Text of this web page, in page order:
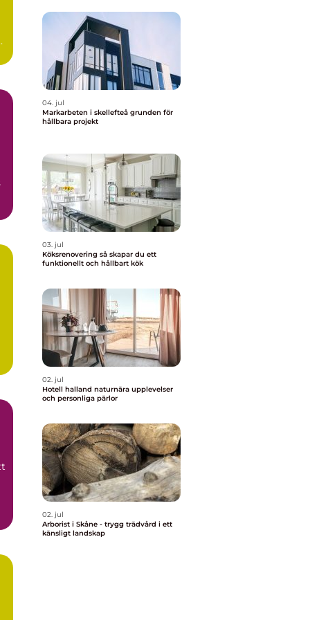
04. jul
Markarbeten i skellefteå grunden för
hållbara projekt
03. jul
Köksrenovering så skapar du ett
funktionellt och hållbart kök
02. jul
Hotell halland naturnära upplevelser
och personliga pärlor
02. jul
Arborist i Skåne - trygg trädvård i ett
känsligt landskap